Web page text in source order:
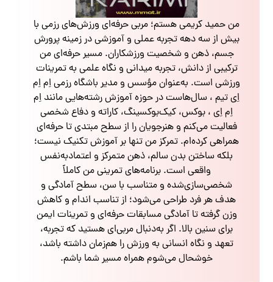
من حمید کریمی هستم؛ مربی حرفه‌ای ورزش‌های رزمی با
بیش از سه دهه تجربه عملی و آموزشی در زمینه پرورش
جسم، ذهن و شخصیت ورزشکاران. مسیر حرفه‌ای من
ترکیبی از دانش، تجربه میدانی و نگاه علمی به تمرینات
ورزشی است. به‌عنوان مؤسس و مدیر باشگاه رزمی اِم اِم
اِی تیم ، سال‌هاست در حوزه آموزش رشته‌هایی مانند اِم
اِم اِی ، بوکس، کیک‌بوکسینگ، کاراته و دفاع شخصی
فعالیت می‌کنم و هنرجویان را از سطح مبتدی تا حرفه‌ای
همراهی کرده‌ام. تمرکز من تنها بر آموزش تکنیک نیست؛
بلکه ساختن بدن سالم، ذهن متمرکز و اعتمادبه‌نفس
واقعی است. برنامه‌های تمرینی من کاملاً
شخصی‌سازی‌شده و متناسب با سن، سطح آمادگی و
هدف هر فرد طراحی می‌شود؛ از تناسب اندام و کاهش
وزن گرفته تا آمادگی مسابقات حرفه‌ای و تمرینات ایمن
برای سنین بالا. اگر به‌دنبال مربی‌ای هستید که تجربه،
تعهد و نگاه انسانی به ورزش را هم‌زمان داشته باشد،
خوشحال می‌شوم همراه مسیر شما باشم.